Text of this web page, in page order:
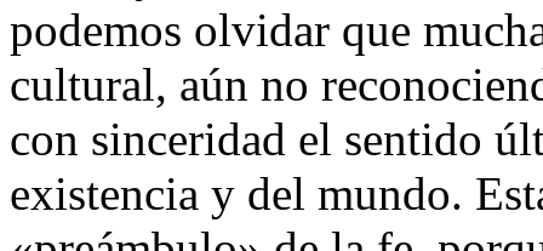
podemos olvidar que
cultural, aún no
con sinceridad el sentido
existencia y del mundo.